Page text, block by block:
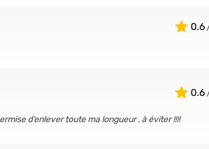
0.6
0.6
d’enlever toute ma longueur , à éviter !!!!